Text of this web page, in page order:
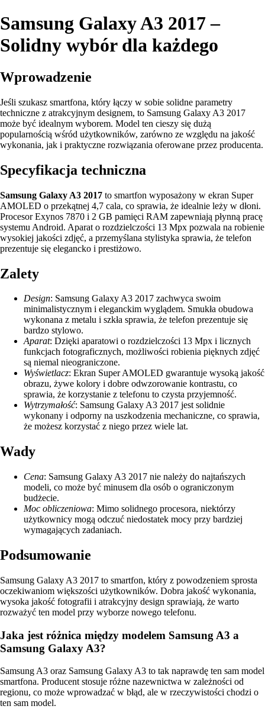
Samsung Galaxy A3 2017 –
Solidny wybór dla każdego
Wprowadzenie
Jeśli szukasz smartfona, który łączy w sobie solidne parametry
techniczne z atrakcyjnym designem, to Samsung Galaxy A3 2017
może być idealnym wyborem. Model ten cieszy się dużą
popularnością wśród użytkowników, zarówno ze względu na jakość
wykonania, jak i praktyczne rozwiązania oferowane przez producenta.
Specyfikacja techniczna
Samsung Galaxy A3 2017 to smartfon wyposażony w ekran Super
AMOLED o przekątnej 4,7 cala, co sprawia, że idealnie leży w dłoni.
Procesor Exynos 7870 i 2 GB pamięci RAM zapewniają płynną pracę
systemu Android. Aparat o rozdzielczości 13 Mpx pozwala na robienie
wysokiej jakości zdjęć, a przemyślana stylistyka sprawia, że telefon
prezentuje się elegancko i prestiżowo.
Zalety
Design: Samsung Galaxy A3 2017 zachwyca swoim
minimalistycznym i eleganckim wyglądem. Smukła obudowa
wykonana z metalu i szkła sprawia, że telefon prezentuje się
bardzo stylowo.
Aparat: Dzięki aparatowi o rozdzielczości 13 Mpx i licznych
funkcjach fotograficznych, możliwości robienia pięknych zdjęć
są niemal nieograniczone.
Wyświetlacz: Ekran Super AMOLED gwarantuje wysoką jakość
obrazu, żywe kolory i dobre odwzorowanie kontrastu, co
sprawia, że korzystanie z telefonu to czysta przyjemność.
Wytrzymałość: Samsung Galaxy A3 2017 jest solidnie
wykonany i odporny na uszkodzenia mechaniczne, co sprawia,
że możesz korzystać z niego przez wiele lat.
Wady
Cena: Samsung Galaxy A3 2017 nie należy do najtańszych
modeli, co może być minusem dla osób o ograniczonym
budżecie.
Moc obliczeniowa: Mimo solidnego procesora, niektórzy
użytkownicy mogą odczuć niedostatek mocy przy bardziej
wymagających zadaniach.
Podsumowanie
Samsung Galaxy A3 2017 to smartfon, który z powodzeniem sprosta
oczekiwaniom większości użytkowników. Dobra jakość wykonania,
wysoka jakość fotografii i atrakcyjny design sprawiają, że warto
rozważyć ten model przy wyborze nowego telefonu.
Jaka jest różnica między modelem Samsung A3 a
Samsung Galaxy A3?
Samsung A3 oraz Samsung Galaxy A3 to tak naprawdę ten sam model
smartfona. Producent stosuje różne nazewnictwa w zależności od
regionu, co może wprowadzać w błąd, ale w rzeczywistości chodzi o
ten sam model.